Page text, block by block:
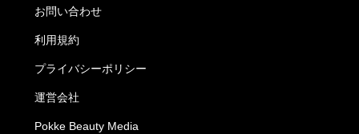
お問い合わせ
利用規約
プライバシーポリシー
運営会社
Pokke Beauty Media